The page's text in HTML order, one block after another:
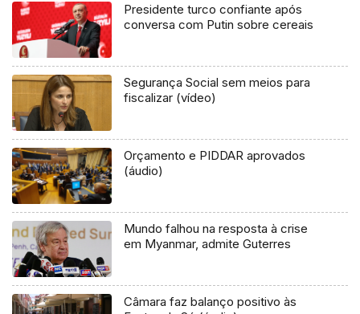
Presidente turco confiante após
conversa com Putin sobre cereais
Segurança Social sem meios para
fiscalizar (vídeo)
Orçamento e PIDDAR aprovados
(áudio)
Mundo falhou na resposta à crise
em Myanmar, admite Guterres
Câmara faz balanço positivo às